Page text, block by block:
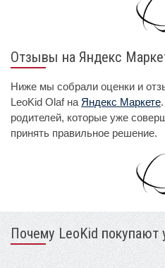
Отзывы на Яндекс
Ниже мы собрали оценки и
LeoKid Olaf на Яндекс Маркете
родителей, которые уже
принять правильное решение.
Почему LeoKid покупают